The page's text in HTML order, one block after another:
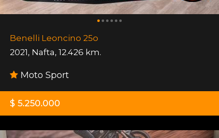
Benelli Leoncino 25o
2021, Nafta, 12.426 km.
Moto Sport
$ 5.250.000